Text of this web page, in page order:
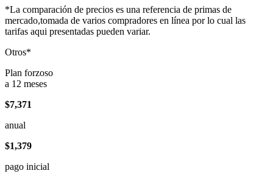
*La comparación de precios es una referencia de primas de
mercado,tomada de varios compradores en línea por lo cual las
tarifas aqui presentadas pueden variar.
Otros*
Plan forzoso
a 12 meses
$7,371
anual
$1,379
pago inicial